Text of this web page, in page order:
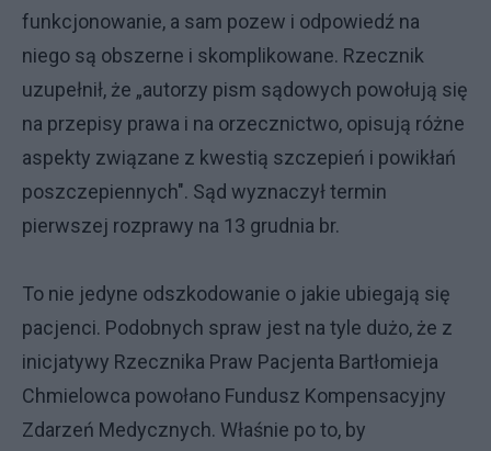
funkcjonowanie, a sam pozew i odpowiedź na
niego są obszerne i skomplikowane. Rzecznik
uzupełnił, że „autorzy pism sądowych powołują się
na przepisy prawa i na orzecznictwo, opisują różne
aspekty związane z kwestią szczepień i powikłań
poszczepiennych". Sąd wyznaczył termin
pierwszej rozprawy na 13 grudnia br.
To nie jedyne odszkodowanie o jakie ubiegają się
pacjenci. Podobnych spraw jest na tyle dużo, że z
inicjatywy Rzecznika Praw Pacjenta Bartłomieja
Chmielowca powołano Fundusz Kompensacyjny
Zdarzeń Medycznych. Właśnie po to, by